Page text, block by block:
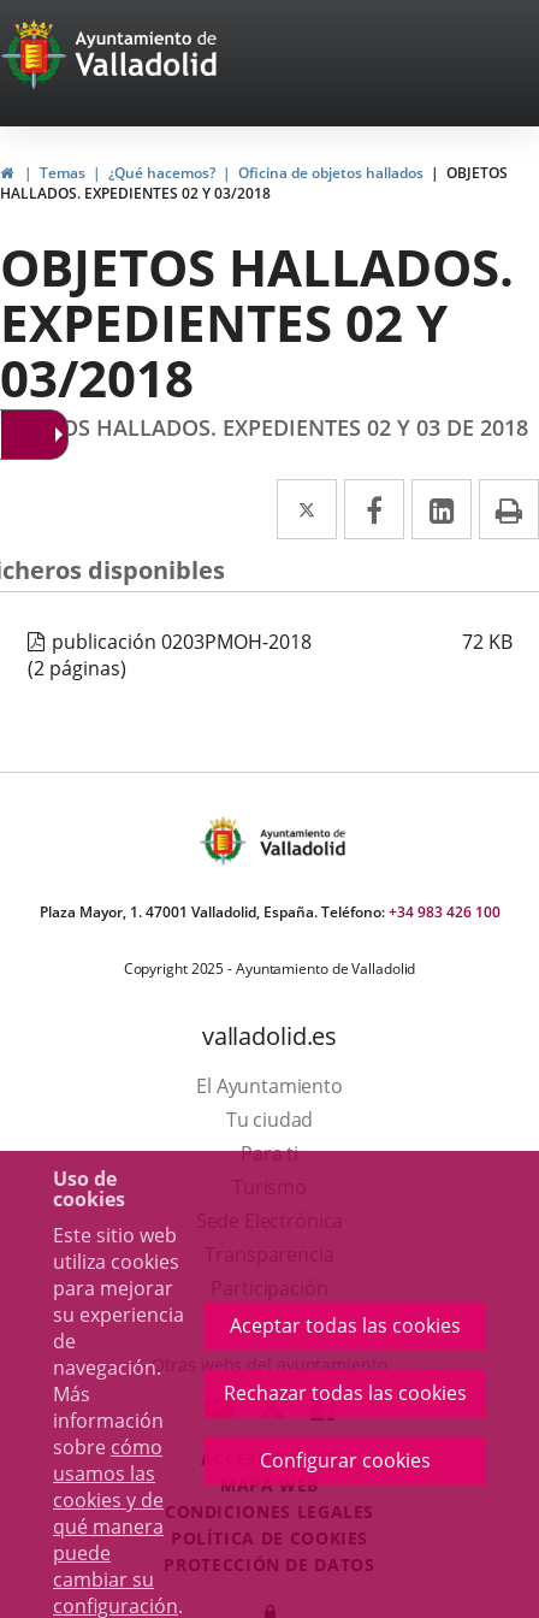
Uso de
cookies
Este sitio web
utiliza cookies
para mejorar
su experiencia
de
navegación.
Más
información
sobre cómo
usamos las
cookies y de
qué manera
puede
cambiar su
configuración.
Aceptar todas las cookies
Rechazar todas las cookies
Configurar cookies
Portal
Web
del
Ayuntamiento
de
Valladolid
InicioTemas ¿Qué hacemos? Oficina de objetos hallados
OBJETOS
HALLADOS. EXPEDIENTES 02 Y 03/2018
OBJETOS HALLADOS.
EXPEDIENTES 02 Y
03/2018
OBJETOS HALLADOS. EXPEDIENTES 02 Y 03 DE 2018
Twitter
Enlace
a
una
Facebook
Enlace
a
una
externa.
Enlace
a
una
disponibles
publicación 0203PMOH-2018 72 KB
(2 páginas)
Plaza Mayor, 1. 47001 Valladolid, España. Teléfono:+34 983 426 100
Copyright 2025 - Ayuntamiento de Valladolid
valladolid.es
El Ayuntamiento
Tu ciudad
Para ti
en
una
ventana
nueva.
aplicación
externa.
Otras webs del ayuntamiento
ENLACE
A
UNA
APLICACIÓN
EXTERNA.
ENLACE
A
UNA
APLICACIÓN
EXTERNA.
ENLACE
A
UNA
EXTERNA.
ACCESIBILIDAD
MAPA WEB
CONDICIONES LEGALES
POLÍTICA DE COOKIES
PROTECCIÓN DE DATOS
Iniciar